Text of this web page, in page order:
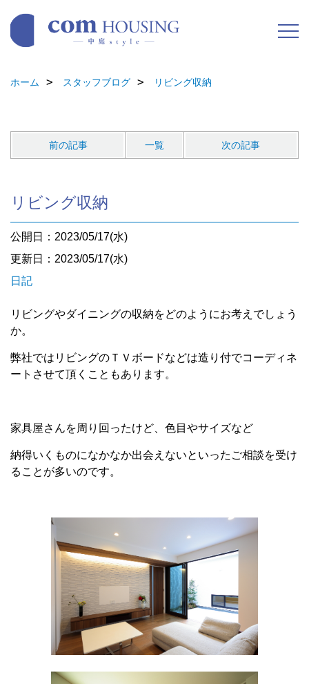
ホーム スタッフブログ リビング収納
前の記事 一覧 次の記事
リビング収納
公開日：2023/05/17(水)
更新日：2023/05/17(水)
日記
リビングやダイニングの収納をどのようにお考えでしょう
か。
弊社ではリビングのＴＶボードなどは造り付でコーディネ
ートさせて頂くこともあります。
家具屋さんを周り回ったけど、色目やサイズなど
納得いくものになかなか出会えないといったご相談を受け
ることが多いのです。